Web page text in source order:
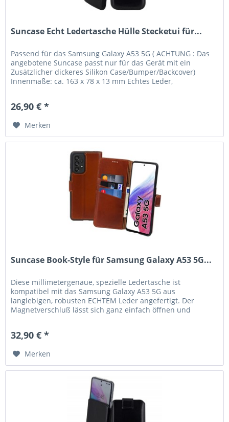
Suncase Echt Ledertasche Hülle Stecketui für...
Passend für das Samsung Galaxy A53 5G ( ACHTUNG : Das
angebotene Suncase passt nur für das Gerät mit ein
Zusätzlicher dickeres Silikon Case/Bumper/Backcover)
Innenmaße: ca. 163 x 78 x 13 mm Echtes Leder,
26,90 € *
Merken
Suncase Book-Style für Samsung Galaxy A53 5G...
Diese millimetergenaue, spezielle Ledertasche ist
kompatibel mit das Samsung Galaxy A53 5G aus
langlebigen, robusten ECHTEM Leder angefertigt. Der
Magnetverschluß lässt sich ganz einfach öffnen und
32,90 € *
Merken